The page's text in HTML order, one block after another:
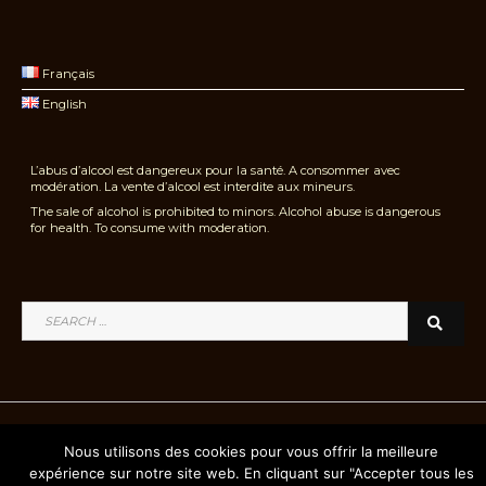
Français
English
L’abus d’alcool est dangereux pour la santé. A consommer avec
modération. La vente d’alcool est interdite aux mineurs.
The sale of alcohol is prohibited to minors. Alcohol abuse is dangerous
for health. To consume with moderation.
FacebookPage
Nous utilisons des cookies pour vous offrir la meilleure
expérience sur notre site web. En cliquant sur "Accepter tous les